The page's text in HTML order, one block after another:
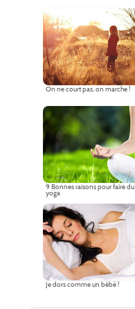
On ne court pas, on marche !
9 Bonnes raisons pour faire du
yoga
Je dors comme un bébé !